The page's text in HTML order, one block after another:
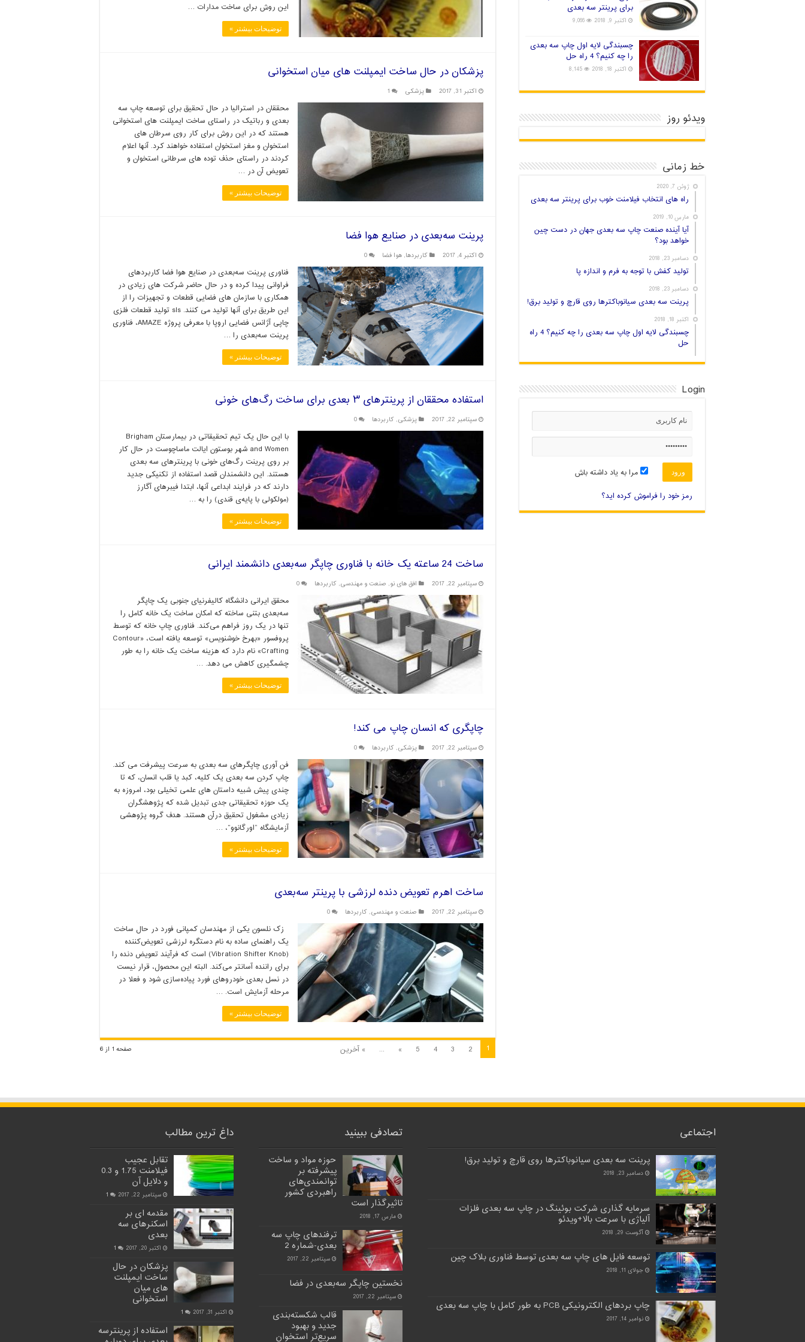
این روش برای ساخت مدارات …
توضیحات بیشتر »
پزشکان در حال ساخت ایمپلنت های میان استخوانی
اکتبر 31, 2017 پزشکی 1
محققان در استرالیا در حال تحقیق برای توسعه چاپ سه
بعدی و رباتیک در راستای ساخت ایمپلنت های استخوانی
هستند که در این روش برای کار روی سرطان های
استخوان و مغز استخوان استفاده خواهند کرد. آنها اعلام
کردند در راستای حذف توده های سرطانی استخوان و
تعویض آن در …
توضیحات بیشتر »
پرینت سه‌بعدی در صنایع هوا فضا
اکتبر 4, 2017 کاربردها, هوا فضا 0
فناوری پرینت سه‌بعدی در صنایع هوا فضا کاربردهای
فراوانی پیدا کرده و در حال حاضر شرکت های زیادی در
همکاری با سازمان های فضایی قطعات و تجهیزات را از
این طریق برای آنها تولید می کنند. sls تولید قطعات فلزی
چاپی آژانس فضایی اروپا با معرفی پروژه AMAZE، فناوری
پرینت سه‌بعدی را …
توضیحات بیشتر »
استفاده محققان از پرینترهای ۳ بعدی برای ساخت رگ‌های خونی
سپتامبر 22, 2017 پزشکی, کاربردها 0
با این حال یک تیم تحقیقاتی در بیمارستان Brigham
and Women شهر بوستون ایالت ماساچوست در حال کار
بر روی پرینت رگ‌های خونی با پرینترهای سه بعدی
هستند. این دانشمندان قصد استفاده از تکنیکی جدید
دارند که در فرایند ابداعی آنها، ابتدا فیبرهای آگارز
(مولکولی با پایه‌ی قندی) را به …
توضیحات بیشتر »
ساخت 24 ساعته یک خانه با فناوری چاپگر سه‌بعدی دانشمند ایرانی
سپتامبر 22, 2017 افق های نو, صنعت و مهندسی, کاربردها 0
محقق ایرانی دانشگاه کالیفرنیای جنوبی یک چاپگر
سه‌بعدی بتنی ساخته که امکان ساخت یک خانه کامل را
تنها در یک روز فراهم می‌کند. فناوری چاپ خانه که توسط
پروفسور «بهرخ خوشنویس» توسعه یافته است، «Contour
Crafting‌» نام دارد که هزینه ساخت یک خانه را به طور
چشمگیری کاهش می دهد. …
توضیحات بیشتر »
چاپگری که انسان چاپ می کند!
سپتامبر 22, 2017 پزشکی, کاربردها 0
فن آوری چاپگرهای سه بعدی به سرعت پیشرفت می کند.
چاپ کردن سه بعدی یک کلیه، کبد یا قلب انسان، که تا
چندی پیش شبیه داستان های علمی تخیلی بود، امروزه به
یک حوزه تحقیقاتی جدی تبدیل شده که پژوهشگران
زیادی مشغول تحقیق درآن هستند. هدف گروه پژوهشی
آزمایشگاه “اورگانوو”، …
توضیحات بیشتر »
ساخت اهرم تعویض دنده لرزشی با پرینتر سه‌بعدی
سپتامبر 22, 2017 صنعت و مهندسی, کاربردها 0
زک نلسون یکی از مهندسان کمپانی فورد در حال ساخت
یک راهنمای ساده به نام دستگره لرزشی تعویض‌کننده
(Vibration Shifter Knob) است که فرآیند تعویض دنده را
برای راننده آسانتر می‌کند. البته این محصول، قرار نیست
در نسل بعدی خودروهای فورد پیاده‌‌سازی شود و فعلا در
مرحله آزمایش است. …
توضیحات بیشتر »
صفحه 1 از 6 1
2
3
4
5
»
... » آخرین
برای پرینتر سه بعدی
اکتبر 9, 2018 9,066
چسبندگی لایه اول چاپ سه بعدی
را چه کنیم؟ 4 راه حل
اکتبر 18, 2018 8,145
ویدئو روز
خط زمانی
ژوئن 7, 2020
راه های انتخاب فیلامنت خوب برای پرینتر سه بعدی
مارس 10, 2019
آیا آینده صنعت چاپ سه بعدی جهان در دست چین
خواهد بود؟
دسامبر 23, 2018
تولید کفش با توجه به فرم و اندازه پا
دسامبر 23, 2018
پرینت سه بعدی سیانوباکترها روی قارچ و تولید برق!
اکتبر 18, 2018
چسبندگی لایه اول چاپ سه بعدی را چه کنیم؟ 4 راه
حل
Login
مرا به یاد داشته باش
رمز خود را فراموش کرده اید؟
اجتماعی
پرینت سه بعدی سیانوباکترها روی قارچ و تولید برق!
دسامبر 23, 2018
سرمایه گذاری شرکت بوئینگ در چاپ سه بعدی فلزات
آلیاژی با سرعت بالا+ویدئو
آگوست 29, 2018
توسعه فایل های چاپ سه بعدی توسط فناوری بلاک چین
جولای 11, 2018
چاپ بردهای الکترونیکی PCB به طور کامل با چاپ سه بعدی
نوامبر 14, 2017
تصادفی ببینید
حوزه مواد و ساخت
پیشرفته بر
توانمندی‌های
راهبردی کشور
تاثیرگذار است
مارس 17, 2018
ترفندهای چاپ سه
بعدی-شماره 2
سپتامبر 22, 2017
نخستین چاپگر سه‌بعدی در فضا
سپتامبر 22, 2017
قالب شکسته‌بندی
جدید و بهبود
سریع‌تر استخوان
داغ ترین مطالب
تقابل عجیب
فیلامنت 1.75 و 0.3
و دلایل آن
سپتامبر 22, 2017 1
مقدمه ای بر
اسکنرهای سه
بعدی
اکتبر 20, 2017 1
پزشکان در حال
ساخت ایمپلنت
های میان
استخوانی
اکتبر 31, 2017 1
استفاده از پرینترسه